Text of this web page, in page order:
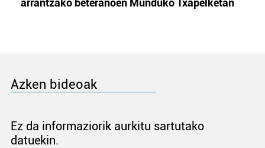
arrantzako beteranoen Munduko Txapelketan
Azken bideoak
Ez da informaziorik aurkitu sartutako
datuekin.